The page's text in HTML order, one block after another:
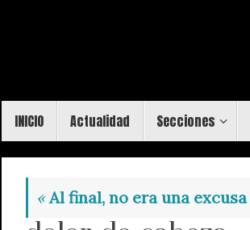
contenido
INICIO Actualidad Secciones
«Al final, no era una excusa